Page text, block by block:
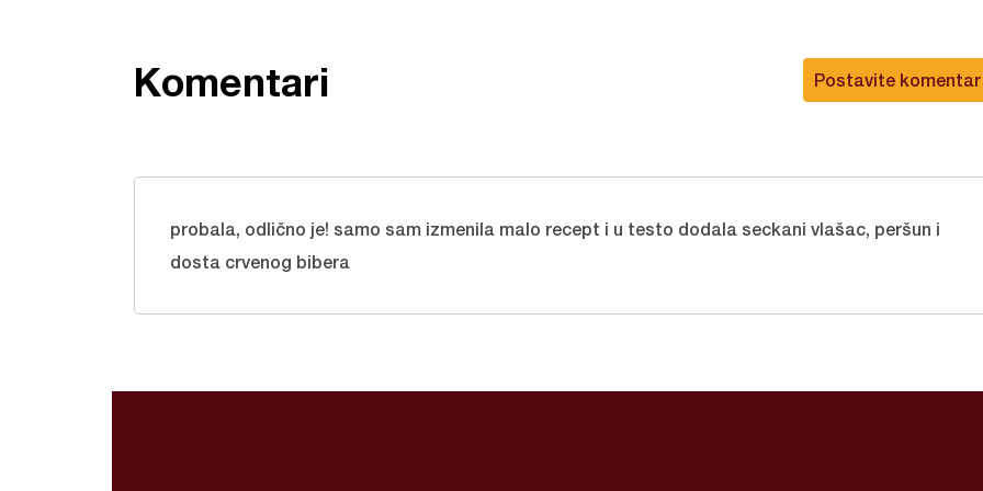
Postavite komentar
Komentari
probala, odlično je! samo sam izmenila malo recept i u testo dodala seckani vlašac, peršun i
dosta crvenog bibera